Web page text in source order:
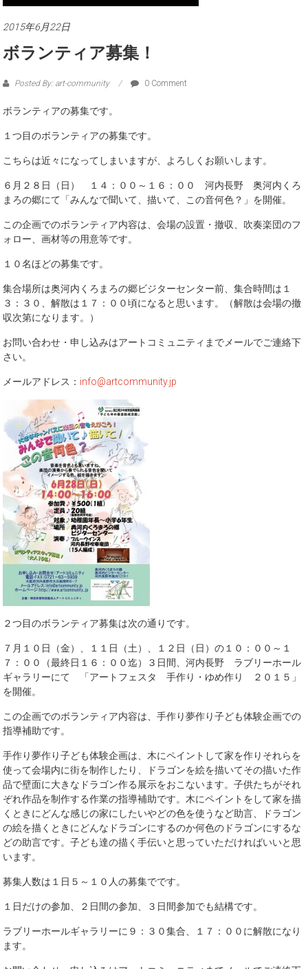
2015年6月22日
ボランティア募集！
Posted By: art-community 0 Comment
ボランティアの募集です。
１つ目のボランティアの募集です。
こちらは近々になってしまいますが、よろしくお願いします。
６月２８日（日） １４：００～１６：００ 河内長野 奥河内くろ
まろの郷にて「みんなで聞いて、描いて、この音何色？」を開催。
この企画でのボランティア内容は、会場の設置・撤収、吹奏楽団のフ
ォロー、画材等の用意等です。
１０名ほどの募集です。
集合場所は奥河内くろまろの郷ビジターセンター前、集合時間は１
３：３０、解散は１７：００頃になると思います。（解散は会場の撤
収次第になります。）
お問い合わせ・申し込みはアートコミュニティまでメールでご連絡下
さい。
メールアドレス： info@artcommunity.jp
２つ目のボランティア募集は次の通りです。
７月１０日（金）、１１日（土）、１２日（日）の１０：００～１
７：００（最終日１６：００迄）３日間、河内長野 ラブリーホール
ギャラリーにて 「アートフェスタ 手作り・ゆめ作り ２０１５」
を開催。
この企画でのボランティア内容は、手作り夢作り子ども体験企画での
指導補助です。
手作り夢作り子ども体験企画は、木にペイントして家を作りそれらを
使って会場内に街を制作したり、ドラゴンを絵を描いてその描いた作
品で壁面に大きなドラゴン作る展示をおこないます。子供たちがそれ
ぞれ作品を制作する作業の指導補助です。木にペイントをして家を描
くときにどんな感じの家にしたいやどの色を使うなど助言、ドラゴン
の絵を描くときにどんなドラゴンにするのか何色のドラゴンにするな
どの助言です。子ども達の描く手伝いと思っていただければいいと思
います。
募集人数は１日５～１０人の募集でです。
１日だけの参加、２日間の参加、３日間参加でも結構です。
ラブリーホールギャラリーに９：３０集合、１７：００に解散になり
ます。